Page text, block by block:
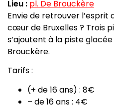
Lieu : pl. De Brouckère
Envie de retrouver l’esprit
cœur de Bruxelles ? Trois
s’ajoutent à la piste
Brouckère.
Tarifs :
(+ de 16 ans) : 8€
– de 16 ans : 4€